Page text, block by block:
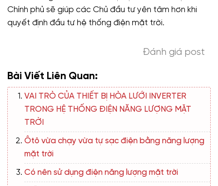
Chính phủ sẽ giúp các Chủ đầu tư yên tâm hơn khi
quyết định đầu tư hệ thống điện mặt trời.
Đánh giá post
Bài Viết Liên Quan:
VAI TRÒ CỦA THIẾT BỊ HÒA LƯỚI INVERTER
TRONG HỆ THỐNG ĐIỆN NĂNG LƯỢNG MẶT
TRỜI
Ôtô vừa chạy vừa tự sạc điện bằng năng lượng
mặt trời
Có nên sử dụng điện năng lượng mặt trời